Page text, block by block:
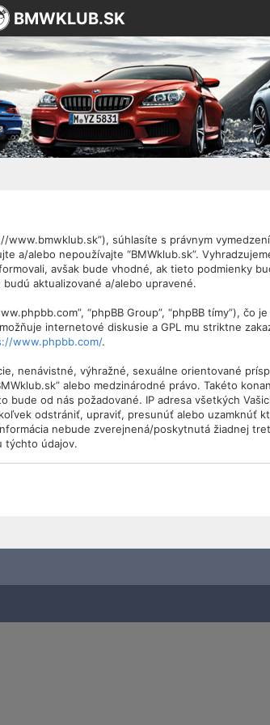
BMWKLUB.SK
www.bmwklub.sk”), súhlasíte s právnym
alebo nepoužívajte “BMWklub.sk”.
avšak bude vhodné, ak tieto podmienky
aktualizované a/alebo upravené.
“phpBB Group”, “phpBB tímy”),
internetové diskusie a GPL mu striktne
www.phpbb.com/.
nenávistné, výhražné, sexuálne orientované
alebo medzinárodné právo. Takéto
od nás požadované. IP adresa všetkých
odstrániť, upraviť, presunúť alebo uzamknúť
nebude zverejnená/poskytnutá žiadnej
týchto údajov.